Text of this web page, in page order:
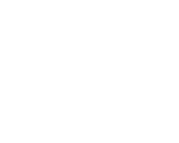
für Steyr 8060, 8070, 8080, 8090